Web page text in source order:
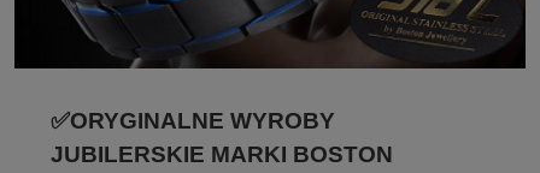
✅ORYGINALNE WYROBY
JUBILERSKIE MARKI BOSTON